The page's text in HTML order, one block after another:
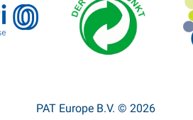
PAT Europe B.V. © 2026